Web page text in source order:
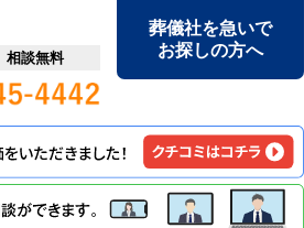
相談無料
葬儀社を急いで
お探しの方へ